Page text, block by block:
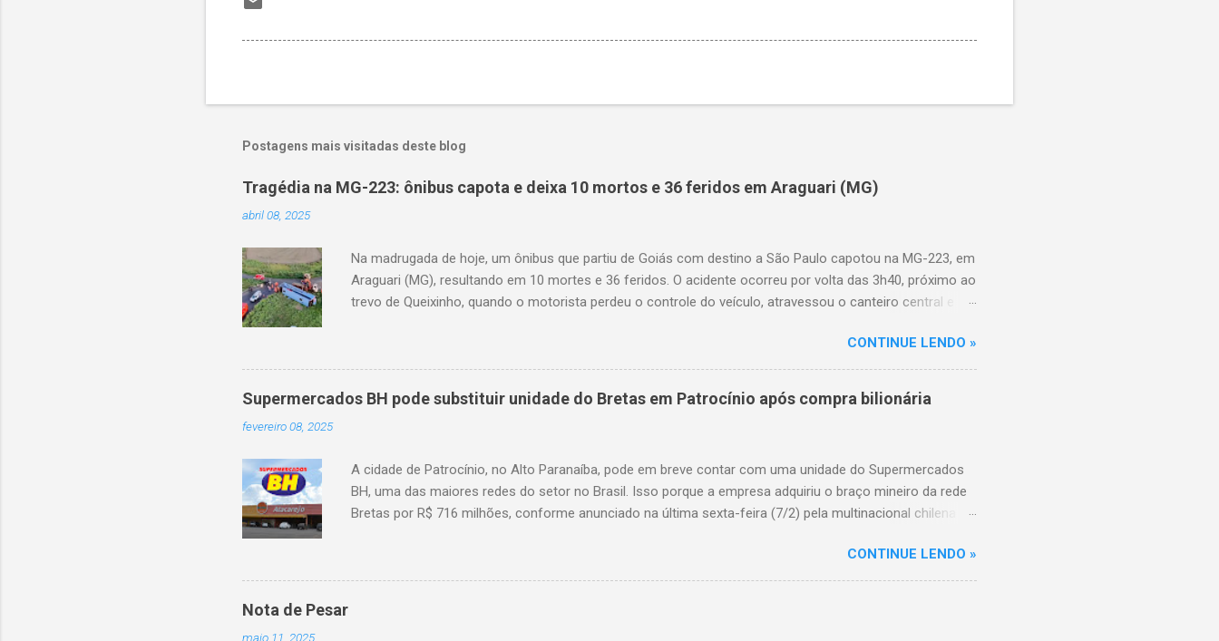
Postagens mais visitadas deste blog
Tragédia na MG-223: ônibus capota e deixa 10 mortos e 36 feridos em Araguari (MG)
abril 08, 2025
Na madrugada de hoje, um ônibus que partiu de Goiás com destino a São Paulo capotou na MG-223, em
Araguari (MG), resultando em 10 mortes e 36 feridos. O acidente ocorreu por volta das 3h40, próximo ao
trevo de Queixinho, quando o motorista perdeu o controle do veículo, atravessou o canteiro central e
oito anos. Nove dos feridos estão em estado grave. As autoridades investigam as causas do acidente.
CONTINUE LENDO »
Supermercados BH pode substituir unidade do Bretas em Patrocínio após compra bilionária
fevereiro 08, 2025
A cidade de Patrocínio, no Alto Paranaíba, pode em breve contar com uma unidade do Supermercados
BH, uma das maiores redes do setor no Brasil. Isso porque a empresa adquiriu o braço mineiro da rede
Bretas por R$ 716 milhões, conforme anunciado na última sexta-feira (7/2) pela multinacional chilena
Atacarejo, localizado na Avenida Altino Guimarães, 455, no bairro Santo Antônio. Com a aquisição,
existe a possibilidade de que essa unidade seja convertida em um Supermercados BH, acompanhando o
CONTINUE LENDO »
Nota de Pesar
maio 11, 2025